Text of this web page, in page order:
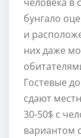
бунгало
и
них даже
Гостевые
сдают
30-50$ с
вариантом